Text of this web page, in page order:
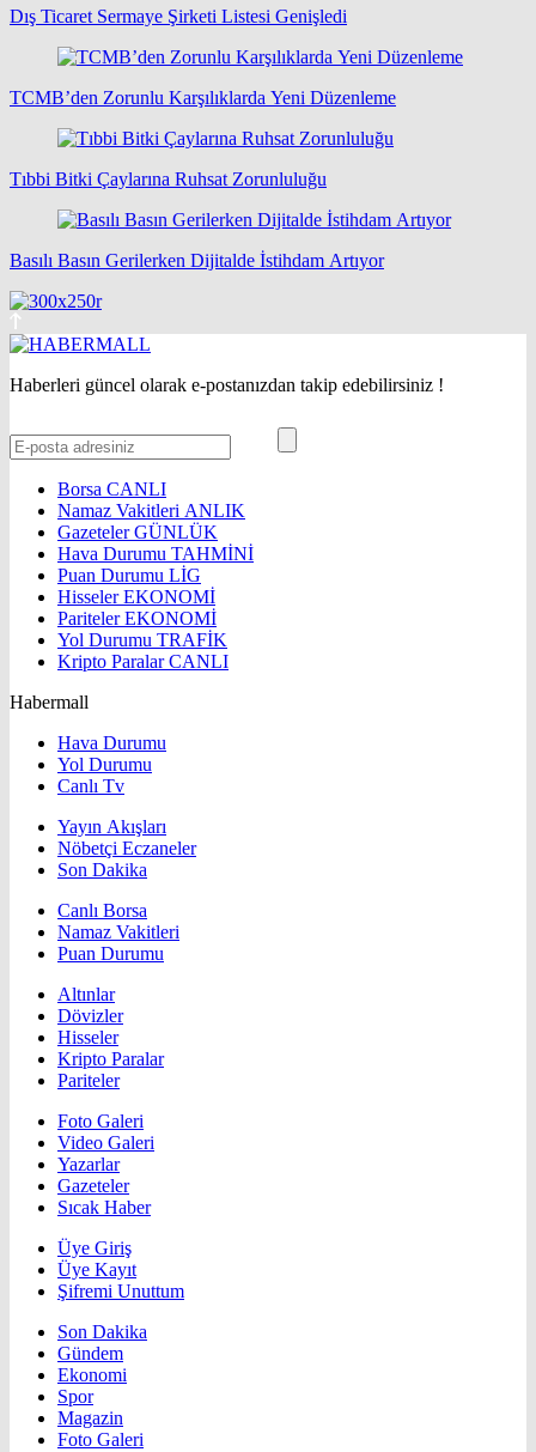
Dış Ticaret Sermaye Şirketi Listesi Genişledi
TCMB’den Zorunlu Karşılıklarda Yeni Düzenleme
Tıbbi Bitki Çaylarına Ruhsat Zorunluluğu
Basılı Basın Gerilerken Dijitalde İstihdam Artıyor
Haberleri güncel olarak e-postanızdan takip edebilirsiniz !
Borsa CANLI
Namaz Vakitleri ANLIK
GazetelerGÜNLÜK
Hava Durumu TAHMİNİ
Puan Durumu LİG
HisselerEKONOMİ
ParitelerEKONOMİ
Yol Durumu TRAFİK
Kripto ParalarCANLI
Habermall
Hava Durumu
Yol Durumu
Canlı Tv
Yayın Akışları
Nöbetçi Eczaneler
Son Dakika
Canlı Borsa
Namaz Vakitleri
Puan Durumu
Altınlar
Dövizler
Hisseler
Kripto Paralar
Pariteler
Foto Galeri
Video Galeri
Yazarlar
Gazeteler
Sıcak Haber
Üye Giriş
Üye Kayıt
Şifremi Unuttum
Son Dakika
Gündem
Ekonomi
Spor
Magazin
Foto Galeri